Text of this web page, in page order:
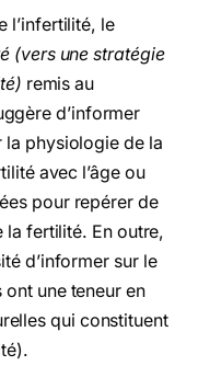
l’infertilité, le
(vers une stratégie
remis au
d’informer
la physiologie de la
avec l’âge ou
pour repérer de
la fertilité. En outre,
d’informer sur le
une teneur en
qui constituent